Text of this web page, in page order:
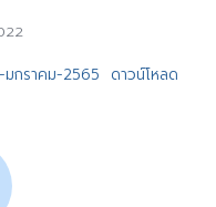
มกราคม-2565 ดาวน์โหลด